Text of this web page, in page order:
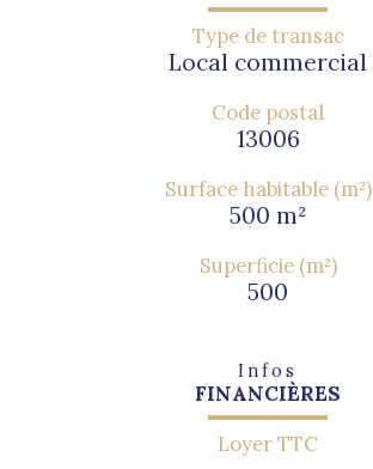
Type de transac
Local commercial
Code postal
13006
Surface habitable (m²)
500 m²
Superficie (m²)
500
Infos
FINANCIÈRES
Loyer TTC